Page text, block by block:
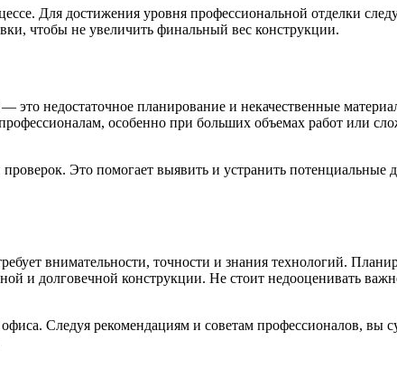
Для достижения уровня профессиональной отделки
чтобы не увеличить финальный вес конструкции.
недостаточное планирование и некачественные
особенно при больших объемах работ или
Это помогает выявить и устранить потенциальные
внимательности, точности и знания технологий.
и долговечной конструкции. Не стоит недооценивать
Следуя рекомендациям и советам профессионалов, вы